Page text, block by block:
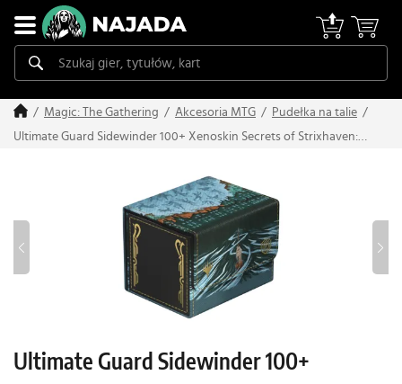
Magic: The Gathering Akcesoria MTG
Pudełka na talie
Ultimate Guard Sidewinder 100+ Xenoskin Secrets of Strixhaven:
Ultimate Guard Sidewinder 100+